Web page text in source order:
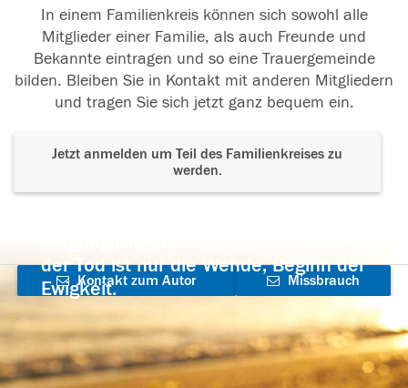
In einem Familienkreis können sich sowohl alle
Mitglieder einer Familie, als auch Freunde und
Bekannte eintragen und so eine Trauergemeinde
bilden. Bleiben Sie in Kontakt mit anderen Mitgliedern
und tragen Sie sich jetzt ganz bequem ein.
Jetzt anmelden um Teil des Familienkreises zu
werden.
der Tod ist nur die Wende, Beginn der
Ewigkeit.
Kontakt zum Autor
aufnehmen
Missbrauch